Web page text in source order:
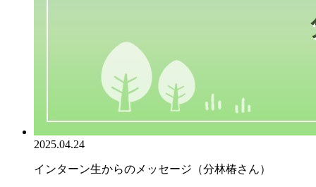
2025.04.24
インターン生からのメッセージ（分林椿さん）